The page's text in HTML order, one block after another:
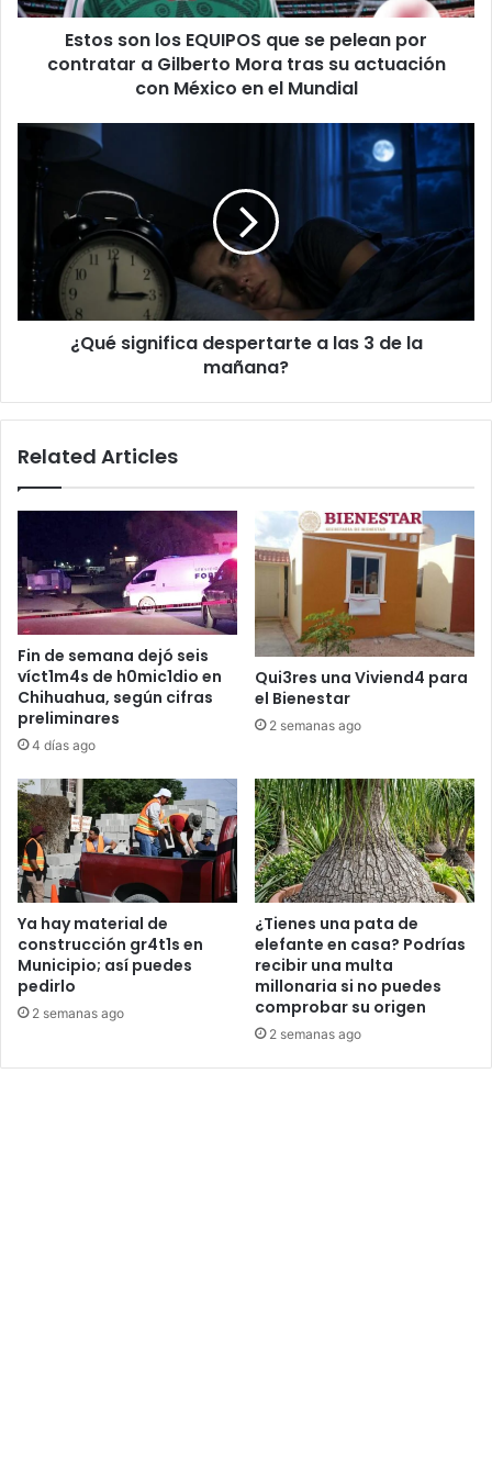
contratar
Gilberto
su
México
Mundial
Estos son los EQUIPOS que se pelean por
contratar a Gilberto Mora tras su actuación
con México en el Mundial
¿Qué
despertarte
de
mañana?
¿Qué significa despertarte a las 3 de la
mañana?
Related Articles
Fin de semana dejó seis
víct1m4s de h0mic1dio en
Chihuahua, según cifras
preliminares
4 días ago
Qui3res una Viviend4 para
el Bienestar
2 semanas ago
Ya hay material de
construcción gr4t1s en
Municipio; así puedes
pedirlo
2 semanas ago
¿Tienes una pata de
elefante en casa? Podrías
recibir una multa
millonaria si no puedes
comprobar su origen
2 semanas ago